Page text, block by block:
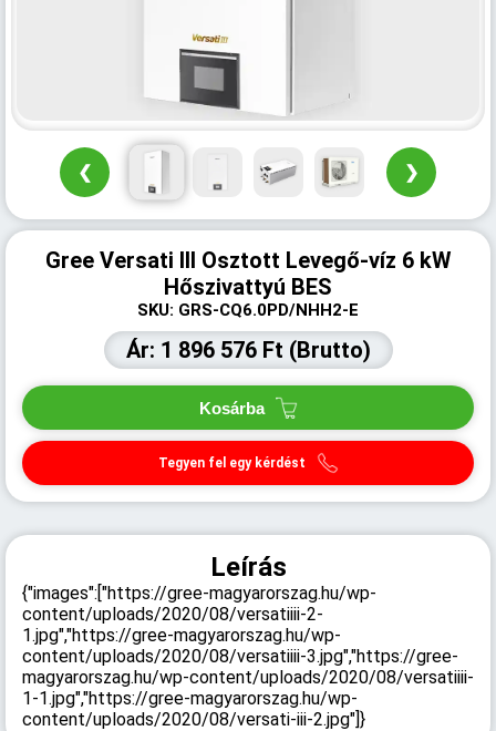
❮ ❯
Gree Versati III Osztott Levegő-víz 6 kW
Hőszivattyú BES
SKU: GRS-CQ6.0PD/NHH2-E
Ár: 1 896 576 Ft (Brutto)
Kosárba
Tegyen fel egy kérdést
Leírás
{"images":["https://gree-magyarorszag.hu/wp-
content/uploads/2020/08/versatiiii-2-
1.jpg","https://gree-magyarorszag.hu/wp-
content/uploads/2020/08/versatiiii-3.jpg","https://gree-
magyarorszag.hu/wp-content/uploads/2020/08/versatiiii-
1-1.jpg","https://gree-magyarorszag.hu/wp-
content/uploads/2020/08/versati-iii-2.jpg"]}